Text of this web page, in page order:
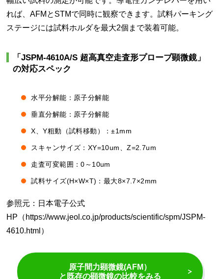
れば、AFMとSTMで同時に観察できます。試料パーキング
ステージには試料ホルダを最大2個まで装着可能。
「JSPM-4610A/S 超高真空走査形プローブ顕微鏡」
の対応スペック
水平分解能：原子分解能
垂直分解能：原子分解能
X、Y粗動（試料移動）：±1mm
スキャンサイズ：XY=10um、Z=2.7um
走査可変範囲：0～10um
試料サイズ(H×W×T)：最大8×7.7×2mm
参照元：日本電子公式
HP（https://www.jeol.co.jp/products/scientific/spm/JSPM-
4610.html）
原子間力顕微鏡(AFM）
と既存の顕微鏡の比較をみる